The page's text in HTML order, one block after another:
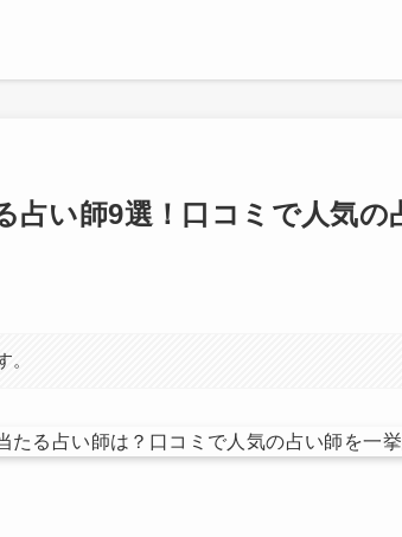
占い師9選！口コミで人気の